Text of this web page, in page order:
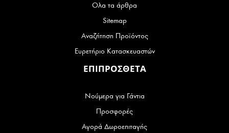
Ολα τα άρθρα
Sitemap
Αναζήτηση Προϊόντος
Ευρετήριο Κατασκευαστών
ΕΠΙΠΡΟΣΘΕΤΑ
Νούμερα για Γάντια
Προσφορές
Αγορά Δωροεπιταγής